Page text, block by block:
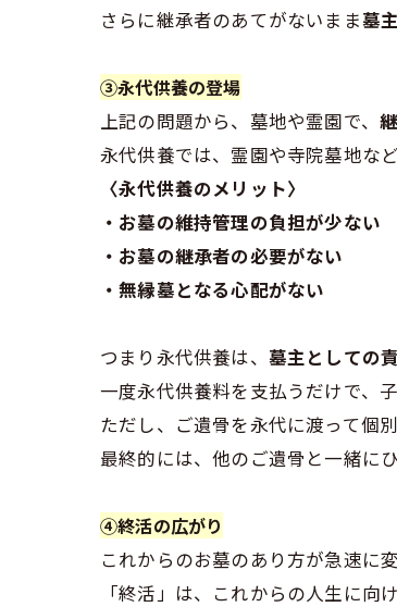
さらに継承者のあてがないまま墓
③永代供養の登場
上記の問題から、墓地や霊園で、
永代供養では、霊園や寺院墓地な
〈永代供養のメリット〉
・お墓の維持管理の負担が少ない
・お墓の継承者の必要がない
・無縁墓となる心配がない
つまり永代供養は、 墓主としての
一度永代供養料を支払うだけで、
ただし、ご遺骨を永代に渡って個
最終的には、他のご遺骨と一緒に
④終活の広がり
これからのお墓のあり方が急速に
「終活」は、これからの人生に向